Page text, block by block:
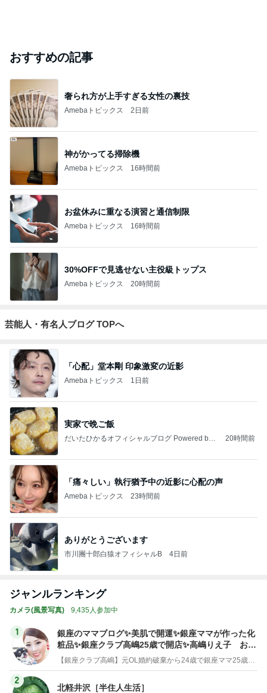
おすすめの記事
奢られ方が上手すぎる女性の裏技
Amebaトピックス 2日前
神がかってる掃除機
Amebaトピックス 16時間前
お盆休みに重なる演習と通信制限
Amebaトピックス 16時間前
30%OFFで見逃せない主役級トップス
Amebaトピックス 20時間前
芸能人・有名人ブログ TOPへ
「心配」堂本剛 印象激変の近影
Amebaトピックス 1日前
実家で晩ご飯
だいたひかるオフィシャルブログ Powered by
20時間前
「痛々しい」執行猶予中の近影に心配の声
Amebaトピックス 23時間前
ありがとうございます
市川團十郎白猿オフィシャルB 4日前
ジャンルランキング
カメラ(風景写真) 9,435人参加中
1
銀座のママブログ✨美肌で開運✨銀座ママが作った化
粧品✨銀座クラブ高嶋25歳で開店✨高嶋りえ子 お着
物でエルメス バーキン コーデ
【銀座クラブ高嶋】元OL婚約破棄から24歳で銀座ママ25歳でオーナーママ銀座 美肌で開運♡パワースポット巡り高嶋りえ子ブログ
2
北軽井沢［半住人生活］